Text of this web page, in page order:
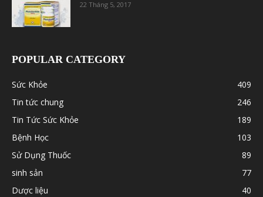
22 Tháng 5, 2017
POPULAR CATEGORY
Sức Khỏe
409
Tin tức chung
246
Tin Tức Sức Khỏe
189
Bệnh Học
103
Sử Dụng Thuốc
89
sinh sản
77
Dược liệu
40